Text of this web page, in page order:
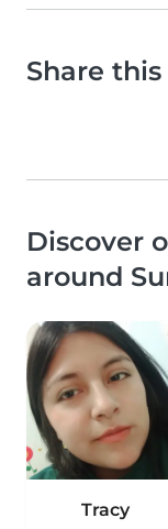
Share
Discover
around
Tracy